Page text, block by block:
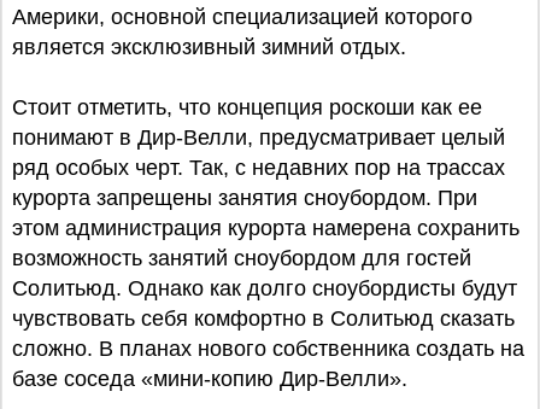
Америки, основной специализацией которого
является эксклюзивный зимний отдых.
Стоит отметить, что концепция роскоши как ее
понимают в Дир-Велли, предусматривает целый
ряд особых черт. Так, с недавних пор на трассах
курорта запрещены занятия сноубордом. При
этом администрация курорта намерена сохранить
возможность занятий сноубордом для гостей
Солитьюд. Однако как долго сноубордисты будут
чувствовать себя комфортно в Солитьюд сказать
сложно. В планах нового собственника создать на
базе соседа «мини-копию Дир-Велли».